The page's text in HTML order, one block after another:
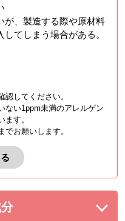
が、製造する際や原材料
てしまう場合がある。
してください。
ない1ppm未満のアレルゲン
す。
お願いします。
ルゲンを閉じる。
開する。